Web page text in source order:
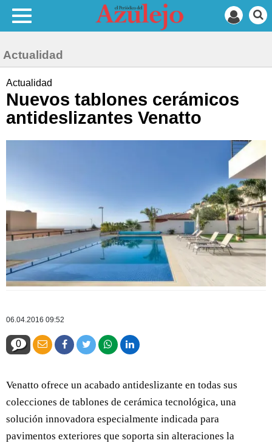
Actualidad
Actualidad
Nuevos tablones cerámicos
antideslizantes Venatto
06.04.2016 09:52
0
Venatto ofrece un acabado antideslizante en todas sus
colecciones de tablones de cerámica tecnológica, una
solución innovadora especialmente indicada para
pavimentos exteriores que soporta sin alteraciones la